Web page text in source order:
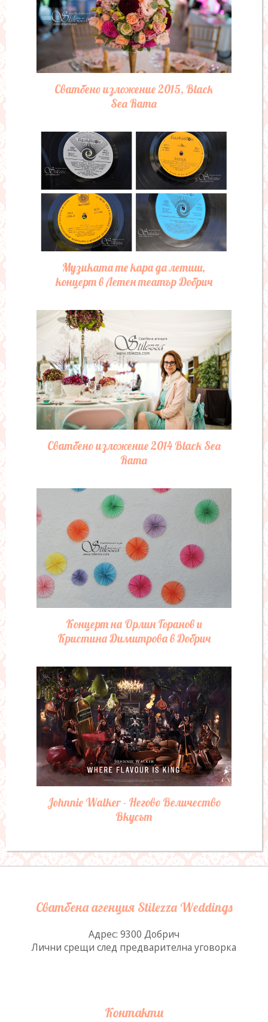
Сватбено изложение 2015, Black
Sea Rama
Музиката те кара да летиш,
концерт в Летен театър Добрич
Сватбено изложение 2014 Black Sea
Rama
Концерт на Орлин Горанов и
Кристина Димитрова в Добрич
Johnnie Walker - Негово Величество
Вкусът
Сватбена агенция Stilezza Weddings
Адрес: 9300 Добрич
Лични срещи след предварителна уговорка
Контакти